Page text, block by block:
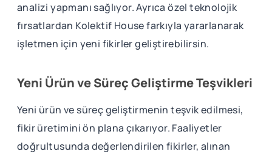
analizi yapmanı sağlıyor. Ayrıca özel teknolojik
fırsatlardan Kolektif House farkıyla yararlanarak
işletmen için yeni fikirler geliştirebilirsin.
Yeni Ürün ve Süreç Geliştirme Teşvikleri
Yeni ürün ve süreç geliştirmenin teşvik edilmesi,
fikir üretimini ön plana çıkarıyor. Faaliyetler
doğrultusunda değerlendirilen fikirler, alınan